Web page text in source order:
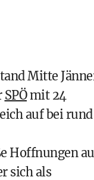
Mitte
SPÖmit 24
auf bei
Hoffnungen
sich als